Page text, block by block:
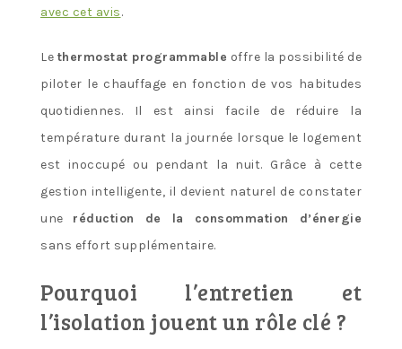
avec cet avis.
Le thermostat programmable offre la possibilité de
piloter le chauffage en fonction de vos habitudes
quotidiennes. Il est ainsi facile de réduire la
température durant la journée lorsque le logement
est inoccupé ou pendant la nuit. Grâce à cette
gestion intelligente, il devient naturel de constater
une réduction de la consommation d’énergie
sans effort supplémentaire.
Pourquoi l’entretien et
l’isolation jouent un rôle clé ?